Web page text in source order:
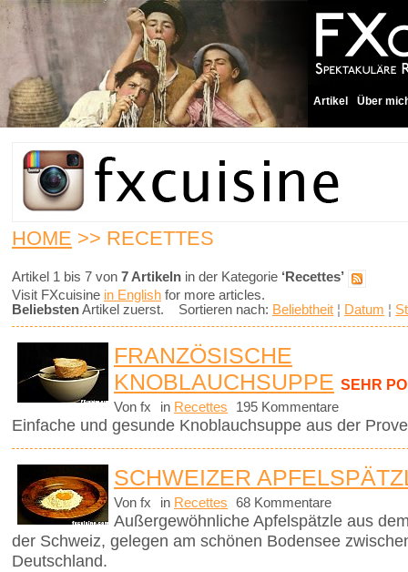
Artikel Über
HOME >> RECETTES
Artikel 1 bis 7 von 7 Artikeln in der Kategorie ‘Recettes’
Visit FXcuisine in English for more articles.
BeliebstenArtikel zuerst. Sortieren nach: Beliebtheit ¦ Datum ¦
FRANZÖSISCHE
KNOBLAUCHSUPPE SEHR
Von fx in Recettes 195 Kommentare
Einfache und gesunde Knoblauchsuppe aus der
SCHWEIZER
Von fx in Recettes 68 Kommentare
Außergewöhnliche Apfelspätzle aus
der Schweiz, gelegen am schönen Bodensee
Deutschland.